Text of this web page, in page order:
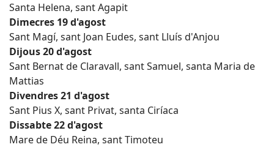
Santa Helena, sant Agapit
Dimecres 19 d'agost
Sant Magí, sant Joan Eudes, sant Lluís d'Anjou
Dijous 20 d'agost
Sant Bernat de Claravall, sant Samuel, santa Maria de
Mattias
Divendres 21 d'agost
Sant Pius X, sant Privat, santa Ciríaca
Dissabte 22 d'agost
Mare de Déu Reina, sant Timoteu